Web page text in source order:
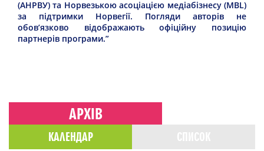
(АНРВУ) та Норвезькою асоціацією медіабізнесу (MBL)
за підтримки Норвегії. Погляди авторів не
обов’язково відображають офіційну позицію
партнерів програми.”
АРХІВ
КАЛЕНДАР